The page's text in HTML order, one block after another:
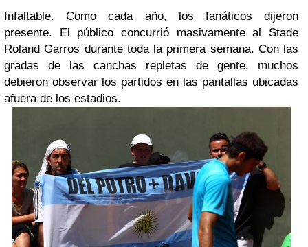
Infaltable.Como cada año, los fanáticos dijeron
presente. El público concurrió masivamente al Stade
Roland Garros durante toda la primera semana. Con las
gradas de las canchas repletas de gente, muchos
debieron observar los partidos en las pantallas ubicadas
afuera de los estadios.